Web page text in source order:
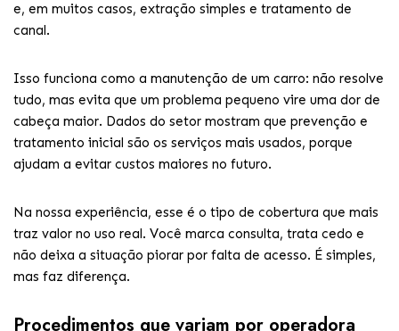
e, em muitos casos, extração simples e tratamento de
canal.
Isso funciona como a manutenção de um carro: não resolve
tudo, mas evita que um problema pequeno vire uma dor de
cabeça maior. Dados do setor mostram que prevenção e
tratamento inicial são os serviços mais usados, porque
ajudam a evitar custos maiores no futuro.
Na nossa experiência, esse é o tipo de cobertura que mais
traz valor no uso real. Você marca consulta, trata cedo e
não deixa a situação piorar por falta de acesso. É simples,
mas faz diferença.
Procedimentos que variam por operadora